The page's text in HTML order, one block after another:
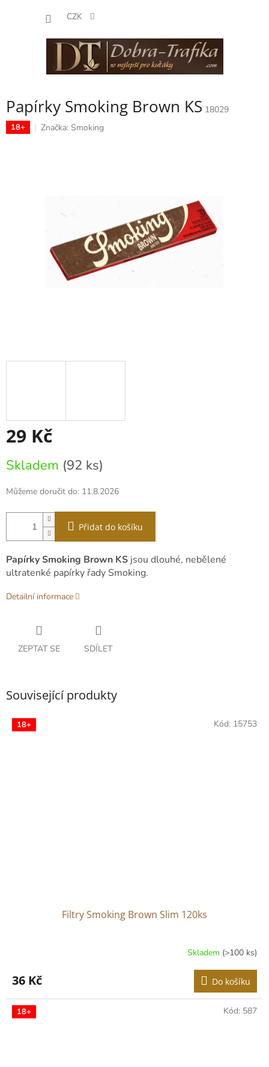
CZK
Papírky Smoking Brown KS 18029
18+ Značka: Smoking
29 Kč
cena:
Skladem (92 ks)
Můžeme doručit do: 11.8.2026
Přidat do košíku
Papírky Smoking Brown KSjsou dlouhé, nebělené
ultratenké papírky řady Smoking.
Detailní informace
ZEPTAT SE SDÍLET
Související produkty
18+
Filtry Smoking Brown Slim 120ks
Skladem (>100 ks)
36 Kč Do košíku
Kód: 15753
18+ Kód: 587